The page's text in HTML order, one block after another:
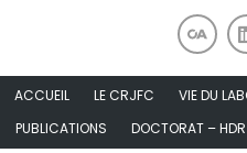
ACCUEIL LE CRJFC VIE DU
PUBLICATIONS
DOCTORAT – HDR